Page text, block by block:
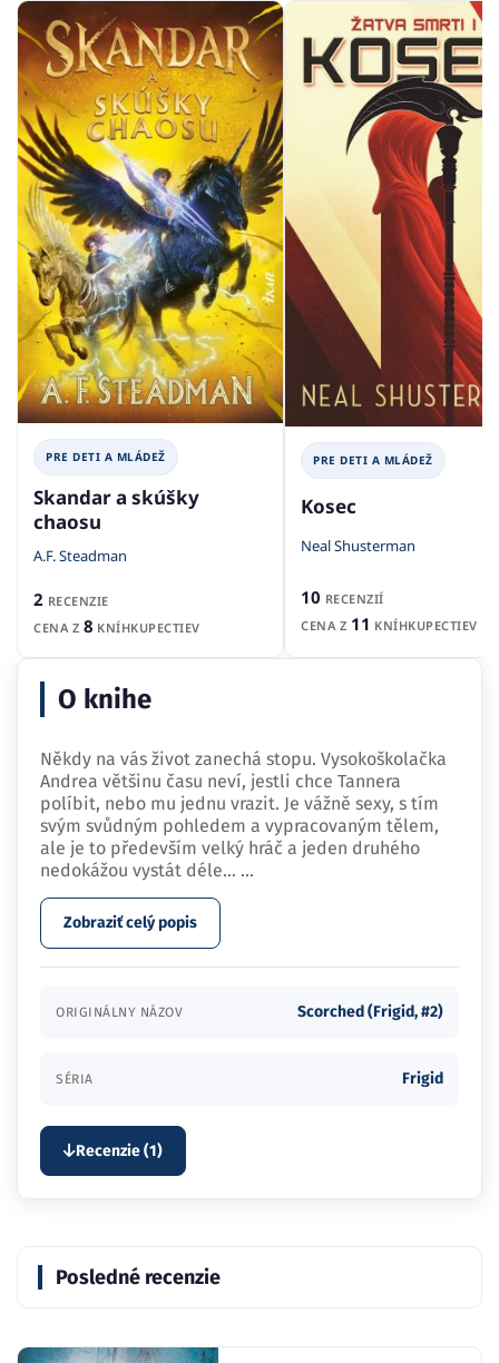
PRE DETI A MLÁDEŽ
Skandar a skúšky
chaosu
A.F. Steadman
2 RECENZIE
CENA Z 8 KNÍHKUPECTIEV
PRE DETI A MLÁDEŽ
Kosec
Neal Shusterman
10 RECENZIÍ
CENA Z 11 KNÍHKUPECTIEV
O knihe
Někdy na vás život zanechá stopu. Vysokoškolačka
Andrea většinu času neví, jestli chce Tannera
políbit, nebo mu jednu vrazit. Je vážně sexy, s tím
svým svůdným pohledem a vypracovaným tělem,
ale je to především velký hráč a jeden druhého
nedokážou vystát déle… ...
Zobraziť celý popis
ORIGINÁLNY NÁZOV Scorched (Frigid, #2)
SÉRIA Frigid
Recenzie (1)
Posledné recenzie